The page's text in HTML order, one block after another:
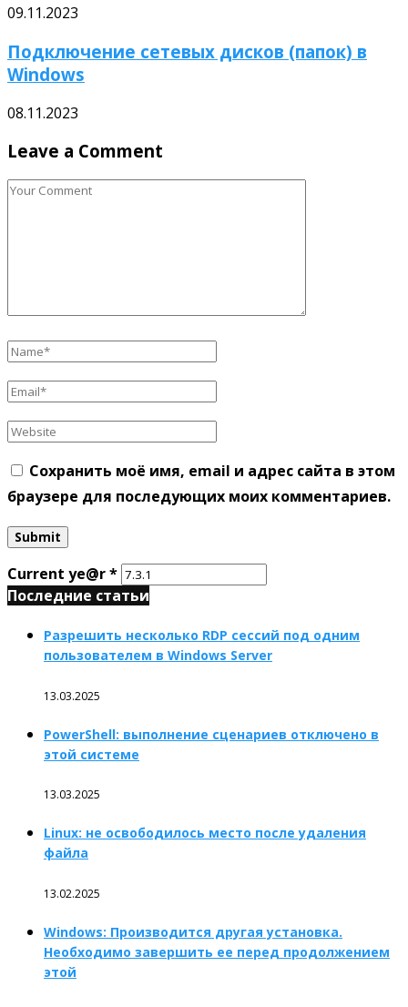
09.11.2023
Подключение сетевых дисков (папок) в
Windows
08.11.2023
Leave a Comment
Сохранить моё имя, email и адрес сайта в этом
браузере для последующих моих комментариев.
Current ye@r*
Последние статьи
Разрешить несколько RDP сессий под одним
пользователем в Windows Server
13.03.2025
PowerShell: выполнение сценариев отключено в
этой системе
13.03.2025
Linux: не освободилось место после удаления
файла
13.02.2025
Windows: Производится другая установка.
Необходимо завершить ее перед продолжением
этой